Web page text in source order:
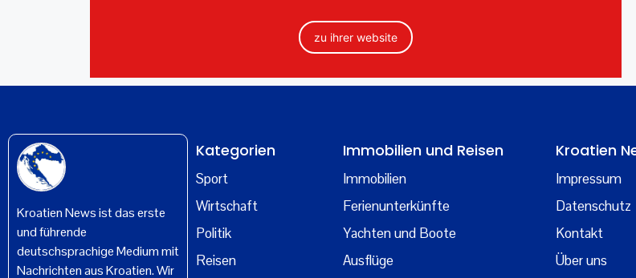
zu ihrer website
Kroatien News ist das erste
und führende
deutschsprachige Medium mit
Nachrichten aus Kroatien. Wir
Kategorien
Sport
Wirtschaft
Politik
Reisen
Immobilien und Reisen
Immobilien
Ferienunterkünfte
Yachten und Boote
Ausflüge
Kroatien
Impressum
Datenschutz
Kontakt
Über uns